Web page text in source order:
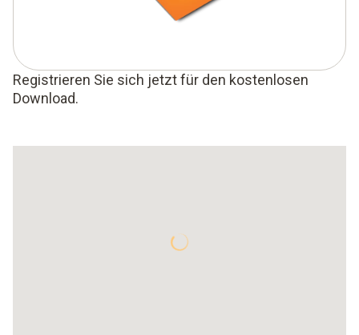
Registrieren Sie sich jetzt für den kostenlosen
Download.